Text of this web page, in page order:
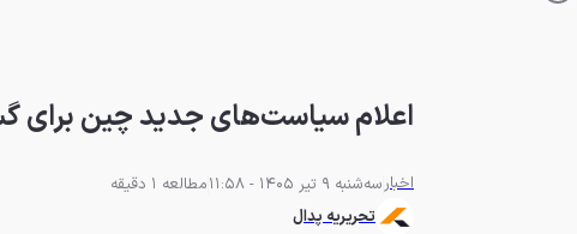
اعلام سیاست‌های جدید چین
اخبارسه‌شنبه 9 تیر 1405 - 11:58
مطالعه 1 دقیقه
تحریریه پدال